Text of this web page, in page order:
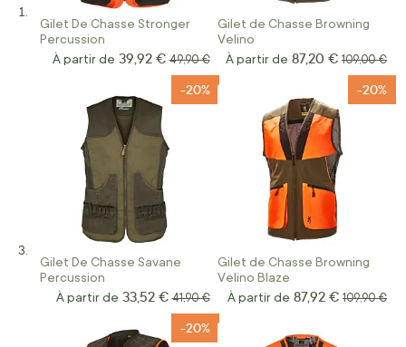
Gilet De Chasse Stronger
Percussion
À partir de 39,92 € Prix normal
49,90 €
Gilet de Chasse Browning
Velino
À partir de 87,20 € Prix normal
109,00 €
Gilet De Chasse Savane
Percussion
-20%
À partir de 33,52 € Prix normal
41,90 €
Gilet de Chasse Browning
Velino Blaze
-20%
À partir de 87,92 € Prix normal
109,90 €
-20%